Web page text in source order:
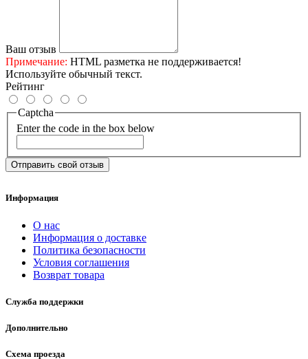
Ваш отзыв
Примечание: HTML разметка не поддерживается!
Используйте обычный текст.
Рейтинг
Captcha
Enter the code in the box below
Отправить свой отзыв
Информация
О нас
Информация о доставке
Политика безопасности
Условия соглашения
Возврат товара
Служба поддержки
Дополнительно
Схема проезда